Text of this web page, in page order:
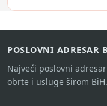
POSLOVNI ADRESAR
Najveći poslovni
obrte i usluge širom BiH.